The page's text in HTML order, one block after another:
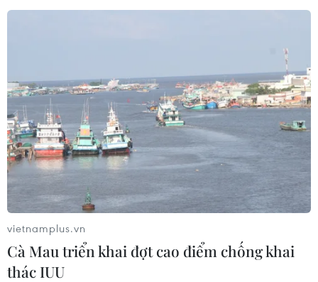
Việc ngăn ngừa virus HIV gây Hội chứng Suy
bước ngoặt mang tính cách mạng với kết quả
thử nghiệm khả quan về thiết bị có thể giúp
ngăn chặn sự lây nhiễm trong khoảng thời gian
lên tới một năm.
Video
vietnamplus.vn
Cà Mau triển khai đợt cao điểm chống khai
thác IUU